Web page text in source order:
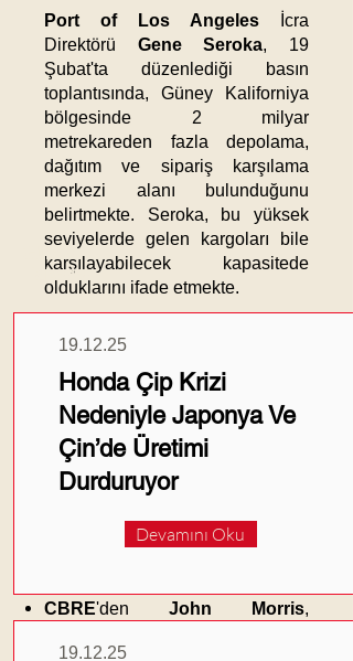
Port of Los Angeles İcra
Direktörü Gene Seroka, 19
Şubat'ta düzenlediği basın
toplantısında, Güney Kaliforniya
bölgesinde 2 milyar
metrekareden fazla depolama,
dağıtım ve sipariş karşılama
merkezi alanı bulunduğunu
belirtmekte. Seroka, bu yüksek
seviyelerde gelen kargoları bile
karşılayabilecek kapasitede
olduklarını ifade etmekte. ​
Önemli Notlar:
uygulanan yeni tarifeler ve liman
işgücü endişeleri, göndericilerin
kargolarını öne çekmesine neden
olmakta.​
National Retail Federation
konteyner limanlarındaki
CBRE'den John Morris,
depolama kapasitesini marjinal
Güncel
Haberler
19.12.25
Honda Çip Krizi
Nedeniyle Japonya Ve
Çin’de Üretimi
Durduruyor
Devamını Oku
19.12.25